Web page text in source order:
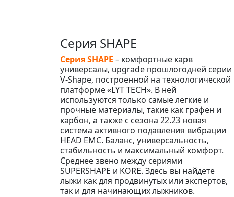
Серия SHAPE
Серия SHAPE – комфортные карв
универсалы, upgrade прошлогодней серии
V-Shape, построенной на технологической
платформе «LYT TECH». В ней
используются только самые легкие и
прочные материалы, такие как графен и
карбон, а также с сезона 22.23 новая
система активного подавления вибрации
HEAD EMC. Баланс, универсальность,
стабильность и максимальный комфорт.
Среднее звено между сериями
SUPERSHAPE и KORE. Здесь вы найдете
лыжи как для продвинутых или экспертов,
так и для начинающих лыжников.